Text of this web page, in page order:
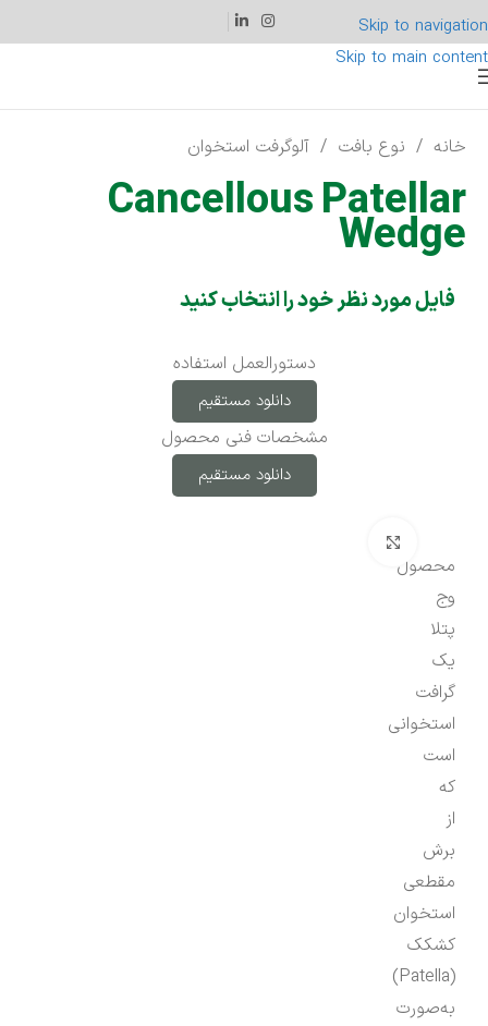
Skip to navigation
Skip to main content
خانه / نوع بافت / آلوگرفت استخوان
Cancellous Patellar
Wedge
فایل‌ مورد نظر خود را انتخاب کنید
دستورالعمل استفاده
دانلود مستقیم
مشخصات فنی محصول
دانلود مستقیم
محصول
وج
پتلا
یک
گرافت
استخوانی
است
که
از
برش
مقطعی
استخوان
کشکک
(Patella)
به‌صورت